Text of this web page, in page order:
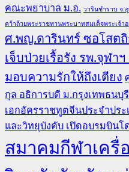
คณะพยาบาล ม.อ. วารินชำราบ จ.
คว้าถ้วยพระราชทานพระบาทสมเด็จพระเจ้า
ศ.พญ.ดารินทร์ ซอโสต
เจ็บป่วยเรื้อรัง รพ.จุฬา
มอบความรักให้ถึงเตียง
กุล อธิการบดี ม.กรุงเทพธน
เอกอัครราชทูตจีนประจำประ
และวิทยุบังคับ เปิดอบรมบินโ
สมาคมกีฬาเครื่